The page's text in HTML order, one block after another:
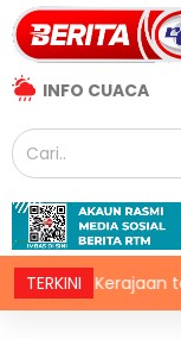
INFO CUACA
TERKINI
Kerajaan terus